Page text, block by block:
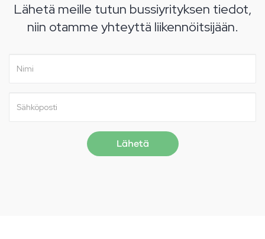
Lähetä meille tutun bussiyrityksen tiedot,
niin otamme yhteyttä liikennöitsijään.